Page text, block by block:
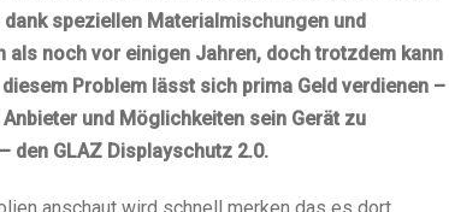
speziellen Materialmischungen und
noch vor einigen Jahren, doch trotzdem kann
Problem lässt sich prima Geld verdienen –
und Möglichkeiten sein Gerät zu
den GLAZ Displayschutz 2.0.